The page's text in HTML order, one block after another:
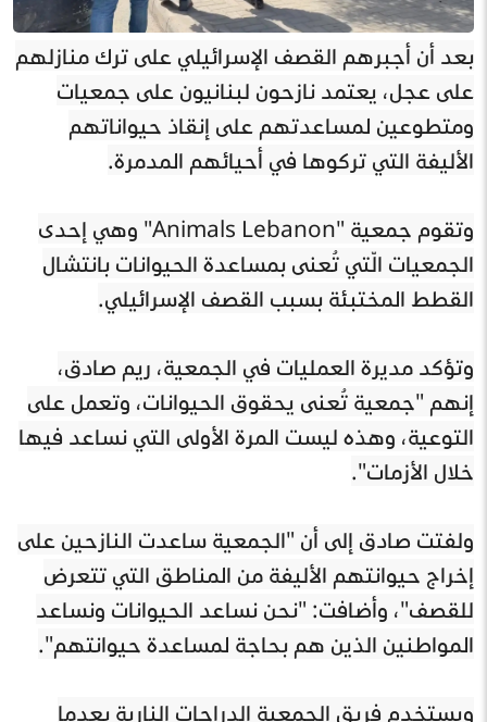
بعد أن أجبرهم القصف الإسرائيلي على ترك منازلهم
على عجل، يعتمد نازحون لبنانيون على جمعيات
ومتطوعين لمساعدتهم على إنقاذ حيواناتهم
الأليفة التي تركوها في أحيائهم المدمرة.
وتقوم جمعية "Animals Lebanon" وهي إحدى
الجمعيات الّتي تُعنى بمساعدة الحيوانات بانتشال
القطط المختبئة بسبب القصف الإسرائيلي.
وتؤكد مديرة العمليات في الجمعية، ريم صادق،
إنهم "جمعية تُعنى يحقوق الحيوانات، وتعمل على
التوعية، وهذه ليست المرة الأولى التي نساعد فيها
خلال الأزمات".
ولفتت صادق إلى أن "الجمعية ساعدت النازحين على
إخراج حيوانتهم الأليفة من المناطق التي تتعرض
للقصف"، وأضافت: "نحن نساعد الحيوانات ونساعد
المواطنين الذين هم بحاجة لمساعدة حيوانتهم".
ويستخدم فريق الجمعية الدراجات النارية بعدما